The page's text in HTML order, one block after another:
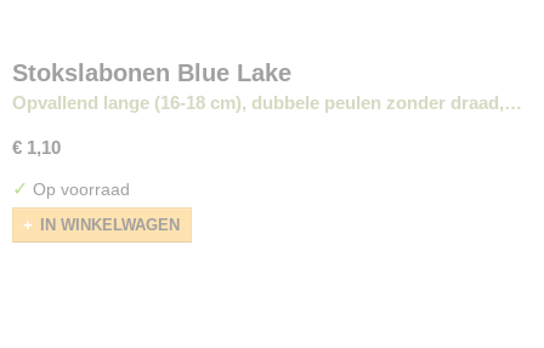
Stokslabonen Blue Lake
Opvallend lange (16-18 cm), dubbele peulen zonder draad,…
€ 1,10
✓ Op voorraad
IN WINKELWAGEN